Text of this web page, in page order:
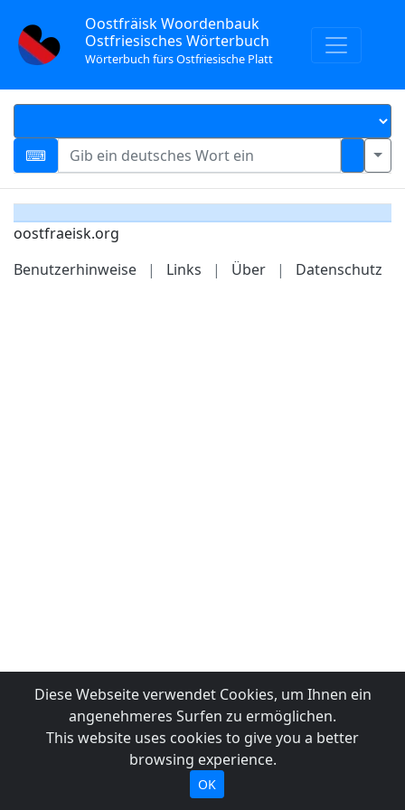
Oostfräisk Woordenbauk
Ostfriesisches Wörterbuch
Wörterbuch fürs Ostfriesische Platt
oostfraeisk.org
Benutzerhinweise
| Links | Über | Datenschutz
Diese Webseite verwendet Cookies, um Ihnen ein
angenehmeres Surfen zu ermöglichen.
This website uses cookies to give you a better
browsing experience.
OK